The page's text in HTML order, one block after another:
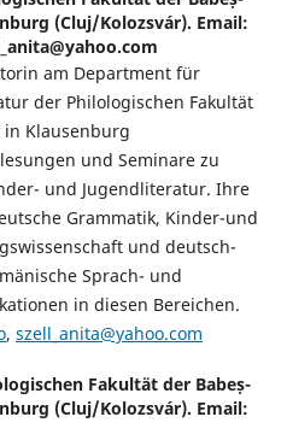
(Cluj/Kolozsvár). Email:
am Department für
der Philologischen Fakultät
in Klausenburg
und Seminare zu
und Jugendliteratur. Ihre
Grammatik, Kinder-und
und deutsch-
Sprach- und
in diesen Bereichen.
, szell_anita@yahoo.com
Fakultät der Babeș-
(Cluj/Kolozsvár). Email: